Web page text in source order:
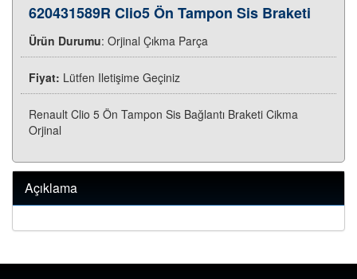
620431589R Clio5 Ön Tampon Sis Braketi
Ürün Durumu: Orjinal Çıkma Parça
Fiyat: Lütfen Iletişime Geçiniz
Renault Clio 5 Ön Tampon Sis Bağlantı Braketi Cikma
Orjinal
Açıklama